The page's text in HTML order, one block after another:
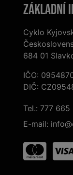
Základní
Cyklo
684 01
IČO:
DIČ:
Tel.: 777 665
E-mail: